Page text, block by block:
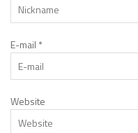
E-mail *
Website